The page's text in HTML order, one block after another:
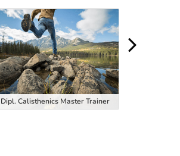
Dipl. Calisthenics Master Trainer